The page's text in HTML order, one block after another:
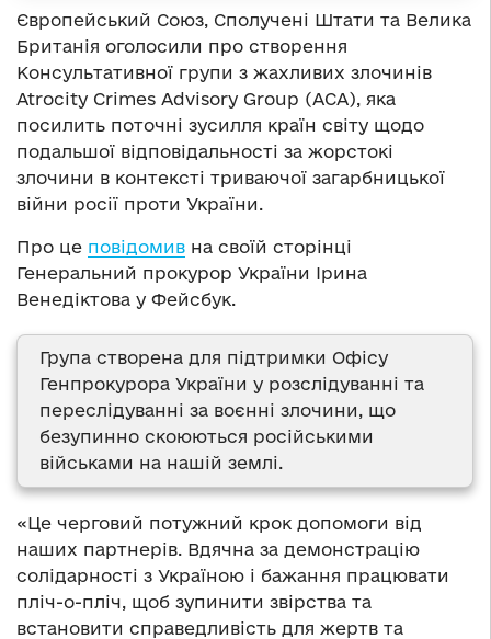
Європейський Союз, Сполучені Штати та Велика
Британія оголосили про створення
Консультативної групи з жахливих злочинів
Atrocity Crimes Advisory Group (ACA), яка
посилить поточні зусилля країн світу щодо
подальшої відповідальності за жорстокі
злочини в контексті триваючої загарбницької
війни росії проти України.
Про це повідомив на своїй сторінці
Генеральний прокурор України Ірина
Венедіктова у Фейсбук.
Група створена для підтримки Офісу
Генпрокурора України у розслідуванні та
переслідуванні за воєнні злочини, що
безупинно скоюються російськими
військами на нашій землі.
«Це черговий потужний крок допомоги від
наших партнерів. Вдячна за демонстрацію
солідарності з Україною і бажання працювати
пліч-о-пліч, щоб зупинити звірства та
встановити справедливість для жертв та